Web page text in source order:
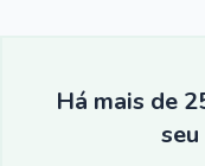
Há mais de